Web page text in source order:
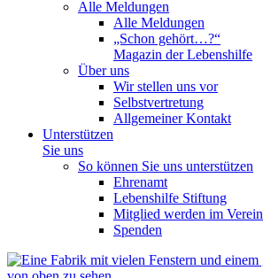
Alle Meldungen
Alle Meldungen
„Schon gehört…?“
Magazin der Lebenshilfe
Über uns
Wir stellen uns vor
Selbstvertretung
Allgemeiner Kontakt
Unterstützen
Sie uns
So können Sie uns unterstützen
Ehrenamt
Lebenshilfe Stiftung
Mitglied werden im Verein
Spenden